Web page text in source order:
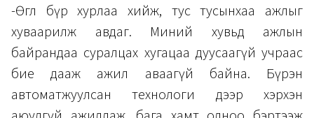
-Өглөө бүр хурлаа хийж, тус тусынхаа ажлыг
хуваарилж авдаг. Миний хувьд ажлын
байрандаа суралцах хугацаа дуусаагүй учраас
бие дааж ажил аваагүй байна. Бүрэн
автоматжуулсан технологи дээр хэрхэн